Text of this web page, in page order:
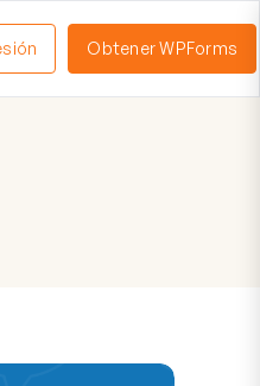
Obtener WPForms